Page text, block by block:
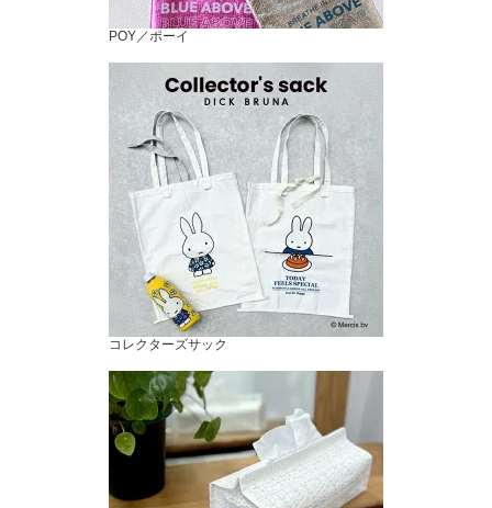
POY／ポーイ
コレクターズサック